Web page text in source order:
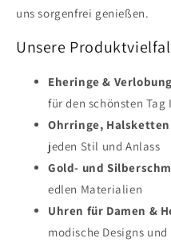
uns sorgenfrei genießen.
Unsere
Eheringe &
für den schönsten Tag
Ohrringe,
jeden Stil und Anlass
Gold- und
edlen Materialien
Uhren für Damen &
modische Designs und